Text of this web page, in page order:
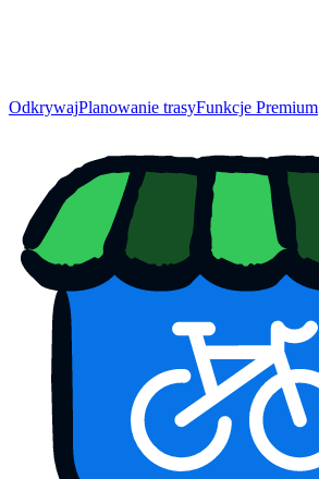
OdkrywajPlanowanie trasyFunkcje Premium